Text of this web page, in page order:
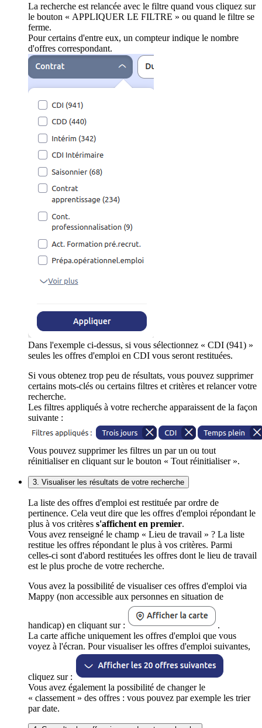
La recherche est relancée avec le filtre quand vous cliquez sur
le bouton « APPLIQUER LE FILTRE » ou quand le filtre se
ferme.
Pour certains d'entre eux, un compteur indique le nombre
d'offres correspondant.
Dans l'exemple ci-dessus, si vous sélectionnez « CDI (941) »
seules les offres d'emploi en CDI vous seront restituées.
Si vous obtenez trop peu de résultats, vous pouvez supprimer
certains mots-clés ou certains filtres et critères et relancer votre
recherche.
Les filtres appliqués à votre recherche apparaissent de la façon
suivante :
Vous pouvez supprimer les filtres un par un ou tout
réinitialiser en cliquant sur le bouton « Tout réinitialiser ».
3. Visualiser les résultats de votre recherche
La liste des offres d'emploi est restituée par ordre de
pertinence. Cela veut dire que les offres d'emploi répondant le
plus à vos critères s'affichent en premier.
Vous avez renseigné le champ « Lieu de travail » ? La liste
restitue les offres répondant le plus à vos critères. Parmi
celles-ci sont d'abord restituées les offres dont le lieu de travail
est le plus proche de votre recherche.
Vous avez la possibilité de visualiser ces offres d'emploi via
Mappy (non accessible aux personnes en situation de
handicap) en cliquant sur :
.
La carte affiche uniquement les offres d'emploi que vous
voyez à l'écran. Pour visualiser les offres d'emploi suivantes,
cliquez sur :
Vous avez également la possibilité de changer le
« classement » des offres : vous pouvez par exemple les trier
par date.